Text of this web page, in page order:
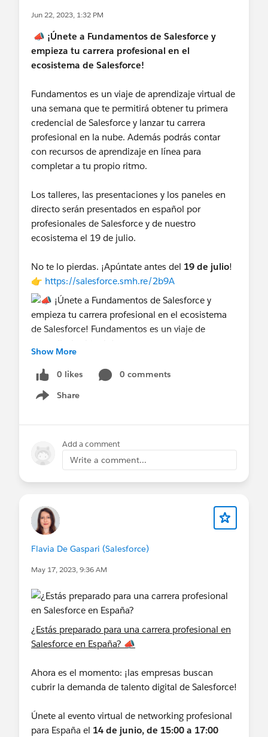
Jun 22, 2023, 1:32 PM
📣 ¡Únete a Fundamentos de Salesforce y
empieza tu carrera profesional en el
ecosistema de Salesforce!
Fundamentos es un viaje de aprendizaje virtual de
una semana que te permitirá obtener tu primera
credencial de Salesforce y lanzar tu carrera
profesional en la nube. Además podrás contar
con recursos de aprendizaje en línea para
completar a tu propio ritmo.
Los talleres, las presentaciones y los paneles en
directo serán presentados en español por
profesionales de Salesforce y de nuestro
ecosistema el 19 de julio.
No te lo pierdas. ¡Apúntate antes del 19 de julio!
👉 https://salesforce.smh.re/2b9A
Show More
0 likes
0 comments
Share
Show menu
Add a comment
Write a comment...
Flavia De Gaspari (Salesforce)
May 17, 2023, 9:36 AM
¿Estás preparado para una carrera profesional en
Salesforce en España? 📣
Ahora es el momento: ¡las empresas buscan
cubrir la demanda de talento digital de Salesforce!
Únete al evento virtual de networking profesional
para España el 14 de junio, de 15:00 a 17:00